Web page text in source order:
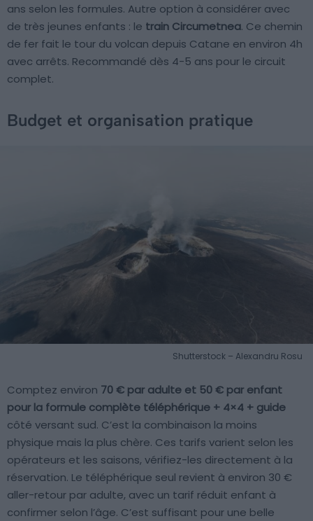
ans selon les formules. Autre option à considérer avec
de très jeunes enfants : le train Circumetnea. Ce chemin
de fer fait le tour du volcan depuis Catane en environ 4h
avec arrêts. Recommandé dès 4-5 ans pour le circuit
complet.
Budget et organisation pratique
Shutterstock – Alexandru Rosu
Comptez environ 70 € par adulte et 50 € par enfant
pour la formule complète téléphérique + 4×4 + guide
côté versant sud. C’est la combinaison la moins
physique mais la plus chère. Ces tarifs varient selon les
opérateurs et les saisons, vérifiez-les directement à la
réservation. Le téléphérique seul revient à environ 30 €
aller-retour par adulte, avec un tarif réduit enfant à
confirmer selon l’âge. C’est suffisant pour une belle